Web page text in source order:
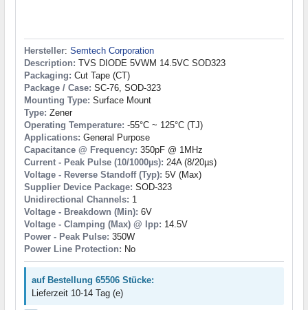
Hersteller: Semtech Corporation
Description: TVS DIODE 5VWM 14.5VC SOD323
Packaging: Cut Tape (CT)
Package / Case: SC-76, SOD-323
Mounting Type: Surface Mount
Type: Zener
Operating Temperature: -55°C ~ 125°C (TJ)
Applications: General Purpose
Capacitance @ Frequency: 350pF @ 1MHz
Current - Peak Pulse (10/1000µs): 24A (8/20µs)
Voltage - Reverse Standoff (Typ): 5V (Max)
Supplier Device Package: SOD-323
Unidirectional Channels: 1
Voltage - Breakdown (Min): 6V
Voltage - Clamping (Max) @ Ipp: 14.5V
Power - Peak Pulse: 350W
Power Line Protection: No
auf Bestellung 65506 Stücke:
Lieferzeit 10-14 Tag (e)